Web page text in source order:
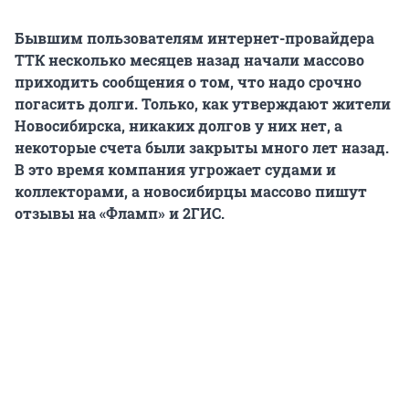
Бывшим пользователям интернет-провайдера
ТТК несколько месяцев назад начали массово
приходить сообщения о том, что надо срочно
погасить долги. Только, как утверждают жители
Новосибирска, никаких долгов у них нет, а
некоторые счета были закрыты много лет назад.
В это время компания угрожает судами и
коллекторами, а новосибирцы массово пишут
отзывына «Фламп» и 2ГИС.